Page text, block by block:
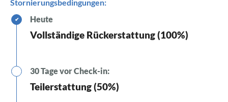
Stornierungsbedingungen:
✔ Heute
Vollständige Rückerstattung (100%)
30 Tage vor Check-in:
Teilerstattung (50%)